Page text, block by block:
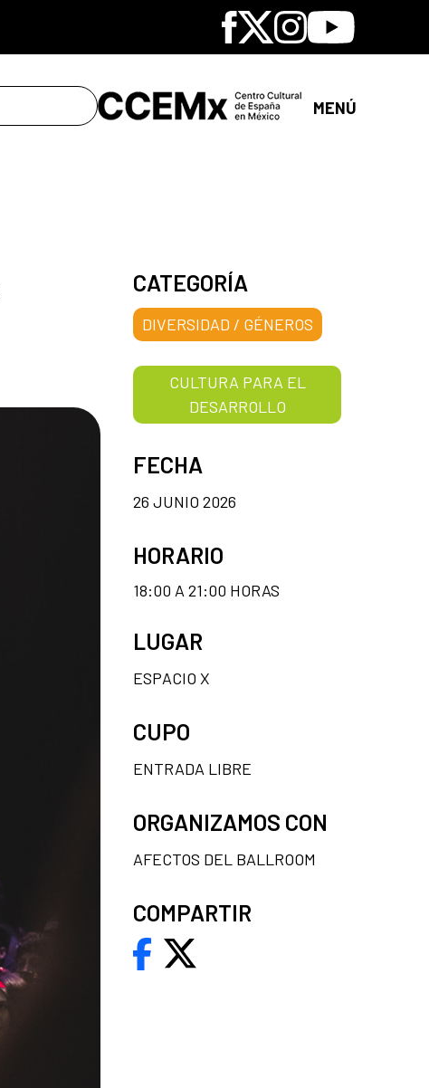
Facebook
X Instagram
Youtube
MENÚ
CATEGORÍA
DIVERSIDAD / GÉNEROS
CULTURA PARA EL
DESARROLLO
FECHA
26 JUNIO 2026
HORARIO
18:00 A 21:00 HORAS
LUGAR
ESPACIO X
CUPO
ENTRADA LIBRE
ORGANIZAMOS CON
AFECTOS DEL BALLROOM
COMPARTIR